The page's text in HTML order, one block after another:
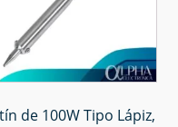
de 100W Tipo Lápiz,